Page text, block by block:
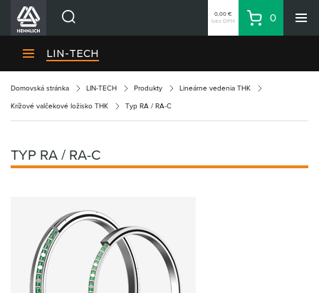
Divízie HENNLICH
Kariéra
Kontakty
Prihlásenie
Nákupný zoznam
Partner Zone
0,00 €
bez DPH
Košík
0
LIN-TECH
Domovská stránka LIN-TECH Produkty Lineárne vedenia THK
Krížové valčekové ložisko THK Typ RA / RA-C
TYP RA / RA-C